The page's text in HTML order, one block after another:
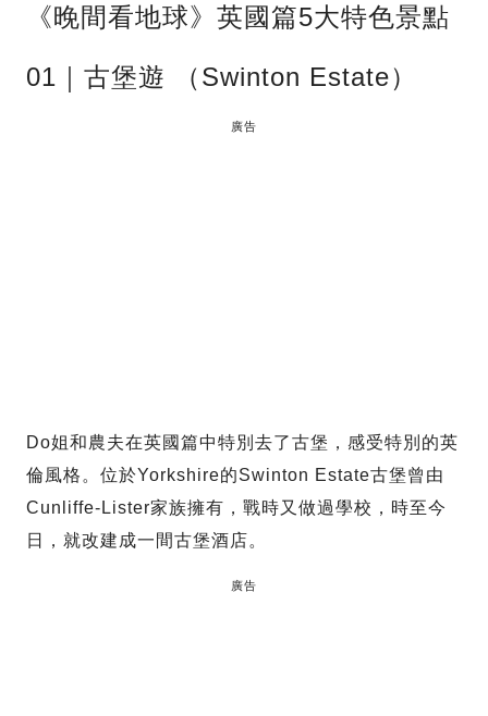
《晚間看地球》英國篇5大特色景點
01｜古堡遊 （Swinton Estate）
廣告
Do姐和農夫在英國篇中特別去了古堡，感受特別的英
倫風格。位於Yorkshire的Swinton Estate古堡曾由
Cunliffe-Lister家族擁有，戰時又做過學校，時至今
日，就改建成一間古堡酒店。
廣告